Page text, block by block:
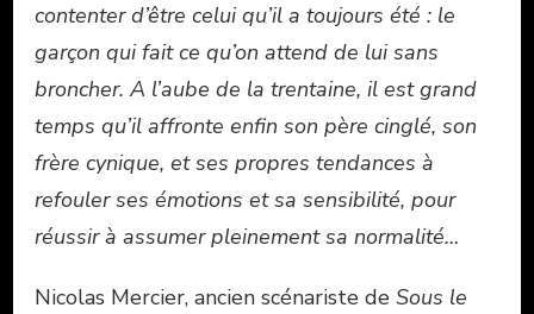
contenter d’être celui qu’il a toujours été : le
garçon qui fait ce qu’on attend de lui sans
broncher. A l’aube de la trentaine, il est grand
temps qu’il affronte enfin son père cinglé, son
frère cynique, et ses propres tendances à
refouler ses émotions et sa sensibilité, pour
réussir à assumer pleinement sa normalité…
Nicolas Mercier, ancien scénariste de Sous le